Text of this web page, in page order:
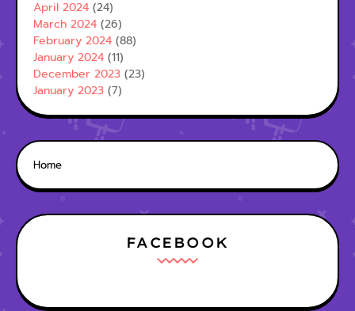
April 2024 (24)
March 2024 (26)
February 2024 (88)
January 2024 (11)
December 2023 (23)
January 2023 (7)
Home
FACEBOOK